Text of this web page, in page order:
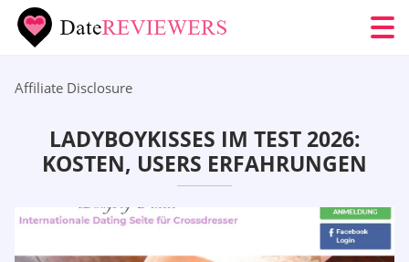
Affiliate Disclosure
LADYBOYKISSES IM TEST 2026:
KOSTEN, USERS ERFAHRUNGEN